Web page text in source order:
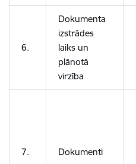
6.
Dokumenta
izstrādes
laiks un
plānotā
virzība
7. Dokumenti